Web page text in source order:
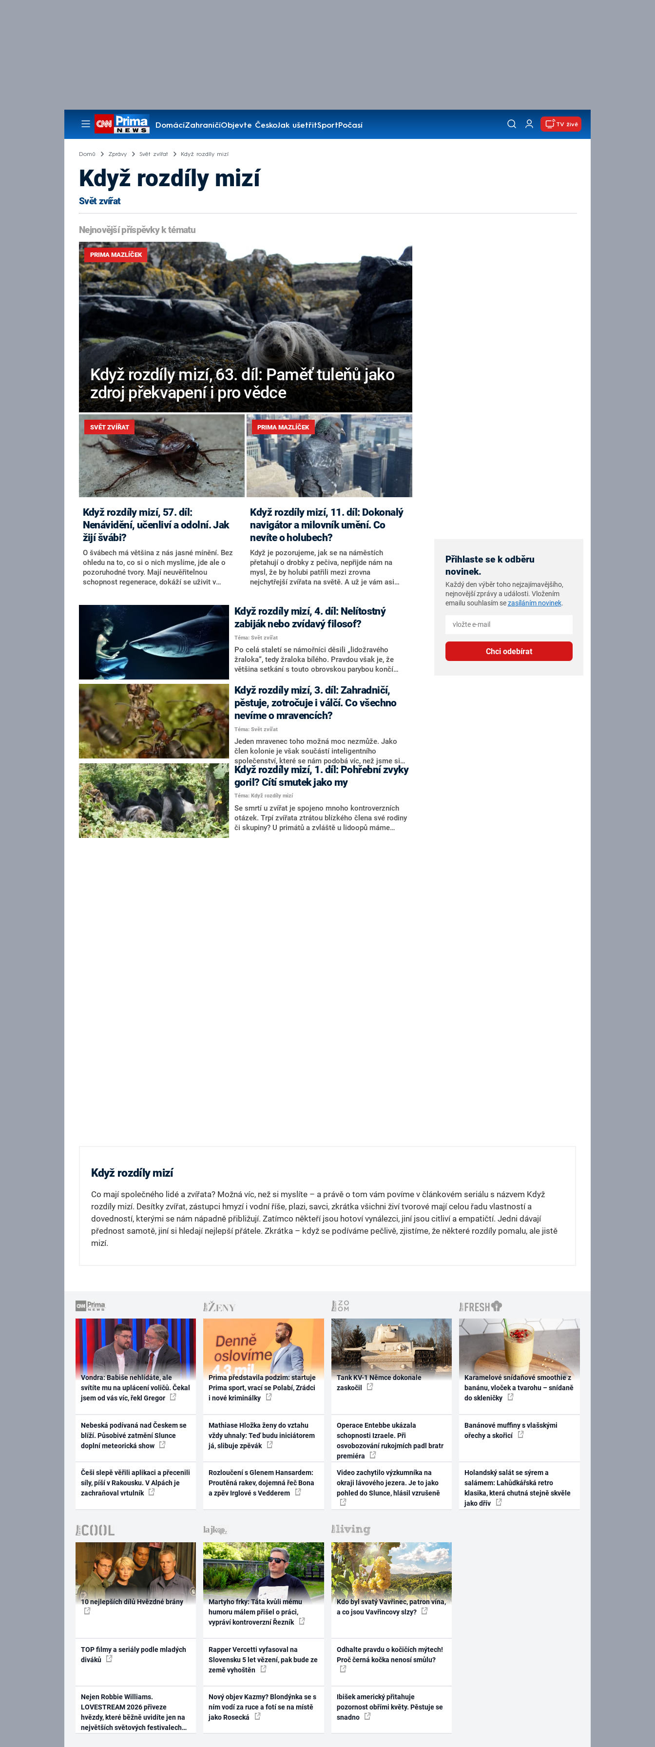
DomácíZahraničíObjevte ČeskoJak ušetřitSportPočasí
Pořady
TV živě
Domů Zprávy Svět zvířat Když rozdíly mizí
Když rozdíly mizí
Svět zvířat
Nejnovější příspěvky k tématu
Když rozdíly mizí, 63. díl: Paměť tuleňů jako
zdroj překvapení i pro vědce
PRIMA MAZLÍČEK
SVĚT ZVÍŘAT
Když rozdíly mizí, 57. díl:
Nenávidění, učenliví a odolní. Jak
žijí švábi?
O švábech má většina z nás jasné mínění. Bez
ohledu na to, co si o nich myslíme, jde ale o
pozoruhodné tvory. Mají neuvěřitelnou
schopnost regenerace, dokáží se uživit v
dokáží vyrábět vlastní antibiotika a měnit
genetickou výbavu tak, aby byli jejich potomci
odolnější vůči pesticidům.
PRIMA MAZLÍČEK
Když rozdíly mizí, 11. díl: Dokonalý
navigátor a milovník umění. Co
nevíte o holubech?
Když je pozorujeme, jak se na náměstích
přetahují o drobky z pečiva, nepřijde nám na
mysl, že by holubi patřili mezi zrovna
nejchytřejší zvířata na světě. A už je vám asi
Když rozdíly mizí, 4. díl: Nelítostný
zabiják nebo zvídavý filosof?
Téma: Svět zvířat
Po celá staletí se námořníci děsili „lidožravého
žraloka“, tedy žraloka bílého. Pravdou však je, že
většina setkání s touto obrovskou parybou končí
totiž obecně nepovažují za kořist. Nedá se upřít, že
žraloci patří mezi největší predátory této planety, ale
když přijde na lidi, jsou prostě jen zvědaví. Vědci stále
více odhalují, jak společenskými a zvídavými tvory
žraloci jsou.
Když rozdíly mizí, 3. díl: Zahradničí,
pěstuje, zotročuje i válčí. Co všechno
nevíme o mravencích?
Téma: Svět zvířat
Jeden mravenec toho možná moc nezmůže. Jako
člen kolonie je však součástí inteligentního
společenství, které se nám podobá víc, než jsme si
kdy mysleli. Pokud by tento článek popisoval
schopnosti lidoopů nebo nějaké nově objevené
mimozemské civilizace, s úžasem bychom se klonili
před jejich inteligencí.
Když rozdíly mizí, 1. díl: Pohřební zvyky
goril? Cítí smutek jako my
Téma: Když rozdíly mizí
Se smrtí u zvířat je spojeno mnoho kontroverzních
otázek. Trpí zvířata ztrátou blízkého člena své rodiny
či skupiny? U primátů a zvláště u lidoopů máme
Přihlaste se k odběru
novinek.
Každý den výběr toho nejzajímavějšího,
nejnovější zprávy a události. Vložením
emailu souhlasím sezasíláním novinek.
Chci odebírat
Když rozdíly mizí
Co mají společného lidé a zvířata? Možná víc, než si myslíte – a právě o tom vám povíme v článkovém seriálu s názvem Když
rozdíly mizí. Desítky zvířat, zástupci hmyzí i vodní říše, plazi, savci, zkrátka všichni živí tvorové mají celou řadu vlastností a
dovedností, kterými se nám nápadně přibližují. Zatímco někteří jsou hotoví vynálezci, jiní jsou citliví a empatičtí. Jedni dávají
přednost samotě, jiní si hledají nejlepší přátele. Zkrátka – když se podíváme pečlivě, zjistíme, že některé rozdíly pomalu, ale jistě
mizí.
Vondra: Babiše nehlídáte, ale
svítíte mu na uplácení voličů. Čekal
jsem od vás víc, řekl Gregor
Nebeská podívaná nad Českem se
blíží. Působivé zatmění Slunce
doplní meteorická show
Češi slepě věřili aplikaci a přecenili
síly, píší v Rakousku. V Alpách je
zachraňoval vrtulník
Prima představila podzim: startuje
Prima sport, vrací se Polabí, Zrádci
i nové kriminálky
Mathiase Hložka ženy do vztahu
vždy uhnaly: Teď budu iniciátorem
já, slibuje zpěvák
Rozloučení s Glenem Hansardem:
Proutěná rakev, dojemná řeč Bona
a zpěv Irglové s Vedderem
Tank KV-1 Němce dokonale
zaskočil
Operace Entebbe ukázala
schopnosti Izraele. Při
osvobozování rukojmích padl bratr
premiéra
Video zachytilo výzkumníka na
okraji lávového jezera. Je to jako
pohled do Slunce, hlásil vzrušeně
Karamelové snídaňové smoothie z
banánu, vloček a tvarohu – snídaně
do skleničky
Banánové muffiny s vlašskými
ořechy a skořicí
Holandský salát se sýrem a
salámem: Lahůdkářská retro
klasika, která chutná stejně skvěle
jako dřív
10 nejlepších dílů Hvězdné brány
TOP filmy a seriály podle mladých
diváků
Nejen Robbie Williams.
LOVESTREAM 2026 přiveze
hvězdy, které běžně uvidíte jen na
největších světových festivalech
Martyho frky: Táta kvůli mému
humoru málem přišel o práci,
vypráví kontroverzní Řezník
Rapper Vercetti vyfasoval na
Slovensku 5 let vězení, pak bude ze
země vyhoštěn
Nový objev Kazmy? Blondýnka se s
ním vodí za ruce a fotí se na místě
jako Rosecká
Kdo byl svatý Vavřinec, patron vína,
a co jsou Vavřincovy slzy?
Odhalte pravdu o kočičích mýtech!
Proč černá kočka nenosí smůlu?
Ibišek americký přitahuje
pozornost obřími květy. Pěstuje se
snadno